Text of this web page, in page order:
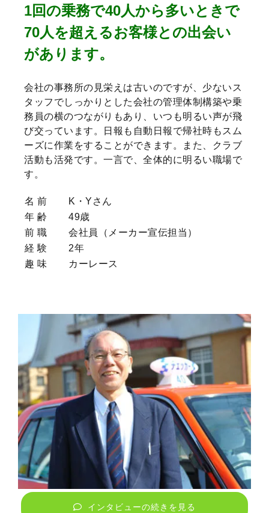
1回の乗務で40人から多いときで
70人を超えるお客様との出会い
があります。
会社の事務所の見栄えは古いのですが、少ないス
タッフでしっかりとした会社の管理体制構築や乗
務員の横のつながりもあり、いつも明るい声が飛
び交っています。日報も自動日報で帰社時もスム
ーズに作業をすることができます。また、クラブ
活動も活発です。一言で、全体的に明るい職場で
す。
名 前
K・Yさん
年 齢
49歳
前 職
会社員（メーカー宣伝担当）
経 験
2年
趣 味
カーレース
インタビューの続きを見る